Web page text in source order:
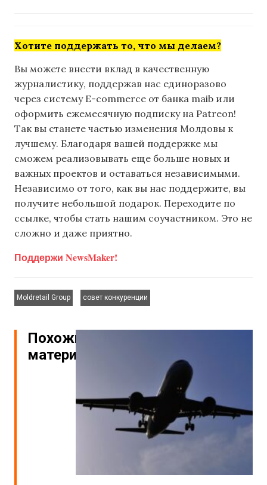
Хотите поддержать то, что мы делаем?
Вы можете внести вклад в качественную
журналистику, поддержав нас единоразово
через систему E-commerce от банка maib или
оформить ежемесячную подписку на Patreon!
Так вы станете частью изменения Молдовы к
лучшему. Благодаря вашей поддержке мы
сможем реализовывать еще больше новых и
важных проектов и оставаться независимыми.
Независимо от того, как вы нас поддержите, вы
получите небольшой подарок. Переходите по
ссылке, чтобы стать нашим соучастником. Это не
сложно и даже приятно.
Поддержи NewsMaker!
Moldretail Group
совет конкуренции
Похожие
материалы